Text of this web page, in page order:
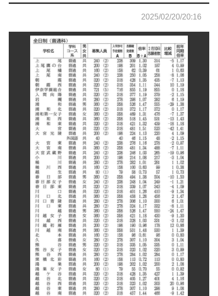
2025/02/20/20:16